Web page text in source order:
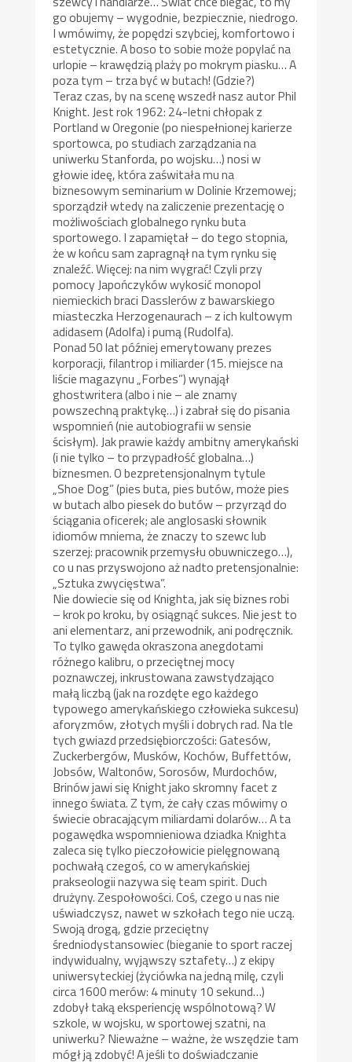
go obujemy – wygodnie, bezpiecznie, niedrogo.
I wmówimy, że popędzi szybciej, komfortowo i
estetycznie. A boso to sobie może popylać na
urlopie – krawędzią plaży po mokrym piasku… A
poza tym – trza być w butach! (Gdzie?)
Teraz czas, by na scenę wszedł nasz autor Phil
Knight. Jest rok 1962: 24-letni chłopak z
Portland w Oregonie (po niespełnionej karierze
sportowca, po studiach zarządzania na
uniwerku Stanforda, po wojsku…) nosi w
głowie ideę, która zaświtała mu na
biznesowym seminarium w Dolinie Krzemowej;
sporządził wtedy na zaliczenie prezentację o
możliwościach globalnego rynku buta
sportowego. I zapamiętał – do tego stopnia,
że w końcu sam zapragnął na tym rynku się
znaleźć. Więcej: na nim wygrać! Czyli przy
pomocy Japończyków wykosić monopol
niemieckich braci Dasslerów z bawarskiego
miasteczka Herzogenaurach – z ich kultowym
adidasem (Adolfa) i pumą (Rudolfa).
Ponad 50 lat później emerytowany prezes
korporacji, filantrop i miliarder (15. miejsce na
liście magazynu „Forbes”) wynajął
ghostwritera (albo i nie – ale znamy
powszechną praktykę…) i zabrał się do pisania
wspomnień (nie autobiografii w sensie
ścisłym). Jak prawie każdy ambitny amerykański
(i nie tylko – to przypadłość globalna…)
biznesmen. O bezpretensjonalnym tytule
„Shoe Dog” (pies buta, pies butów, może pies
w butach albo piesek do butów – przyrząd do
ściągania oficerek; ale anglosaski słownik
idiomów mniema, że znaczy to szewc lub
szerzej: pracownik przemysłu obuwniczego…),
co u nas przyswojono aż nadto pretensjonalnie:
„Sztuka zwycięstwa”.
Nie dowiecie się od Knighta, jak się biznes robi
– krok po kroku, by osiągnąć sukces. Nie jest to
ani elementarz, ani przewodnik, ani podręcznik.
To tylko gawęda okraszona anegdotami
różnego kalibru, o przeciętnej mocy
poznawczej, inkrustowana zawstydzająco
małą liczbą (jak na rozdęte ego każdego
typowego amerykańskiego człowieka sukcesu)
aforyzmów, złotych myśli i dobrych rad. Na tle
tych gwiazd przedsiębiorczości: Gatesów,
Zuckerbergów, Musków, Kochów, Buffettów,
Jobsów, Waltonów, Sorosów, Murdochów,
Brinów jawi się Knight jako skromny facet z
innego świata. Z tym, że cały czas mówimy o
świecie obracającym miliardami dolarów… A ta
pogawędka wspomnieniowa dziadka Knighta
zaleca się tylko pieczołowicie pielęgnowaną
pochwałą czegoś, co w amerykańskiej
prakseologii nazywa się team spirit. Duch
drużyny. Zespołowości. Coś, czego u nas nie
uświadczysz, nawet w szkołach tego nie uczą.
Swoją drogą, gdzie przeciętny
średniodystansowiec (bieganie to sport raczej
indywidualny, wyjąwszy sztafety…) z ekipy
uniwersyteckiej (życiówka na jedną milę, czyli
circa 1600 merów: 4 minuty 10 sekund…)
zdobył taką eksperiencję wspólnotową? W
szkole, w wojsku, w sportowej szatni, na
uniwerku? Nieważne – ważne, że wszędzie tam
mógł ją zdobyć! A jeśli to doświadczanie